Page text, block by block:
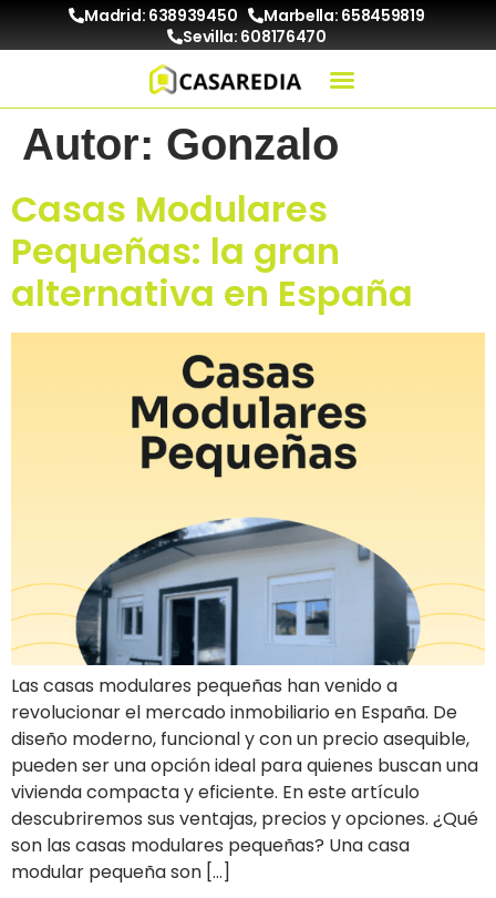
Madrid: 638939450
Marbella: 658459819
Sevilla: 608176470
Autor: Gonzalo
Casas Modulares
Pequeñas: la gran
alternativa en España
Las casas modulares pequeñas han venido a
revolucionar el mercado inmobiliario en España. De
diseño moderno, funcional y con un precio asequible,
pueden ser una opción ideal para quienes buscan una
vivienda compacta y eficiente. En este artículo
descubriremos sus ventajas, precios y opciones. ¿Qué
son las casas modulares pequeñas? Una casa
modular pequeña son […]